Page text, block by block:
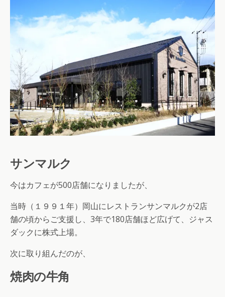
サンマルク
今はカフェが500店舗になりましたが、
当時（１９９１年）岡山にレストランサンマルクが2店
舗の頃からご支援し、3年で180店舗ほど広げて、ジャス
ダックに株式上場。
次に取り組んだのが、
焼肉の牛角